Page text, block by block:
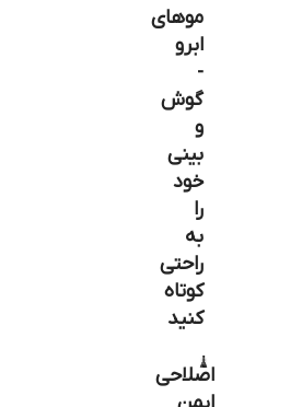
موهای
ابرو
-
گوش
و
بینی
خود
را
به
راحتی
کوتاه
کنید
اصلاحی